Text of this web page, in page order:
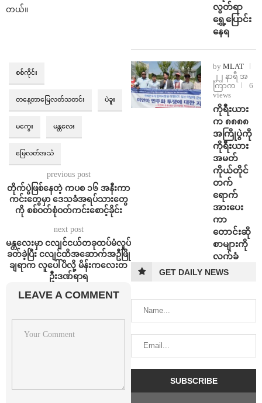
တယ်။
စစ်ကိုင်း
တနေ့တာမြေလတ်သတင်း ပဲခူး
မကွေး မန္တလေး
မြေလတ်အသံ
previous post
တိုက်ပွဲဖြစ်နေတဲ့ ကပစ ၁၆ အနီးကာ
ကင်းတွေမှာ ဒေသခံအရပ်သားတွေ
ကို စစ်ဝတ်စုံဝတ်ကင်းစောင့်ခိုင်း
next post
မန္တလေးမှာ ငလျင်ငယ်တခုထပ်မံလှုပ်
ခတ်ခဲ့ပြီး ငလျင်ထိအဆောက်အဦဖြို
ချရာက လူပေါ်ပိလို့ မိန်းကလေးတ
ဦးဒဏ်ရာရ
LEAVE A COMMENT
လွတ်ရာ
ရွှေ့ပြောင်း
နေရ
by MLAT
၂၂ နာရီ အ
ကြာက
6
views
ကိုရီးယား
က ၈၈၈၈
အကြိုပွဲကို
ကိုရီးယား
အမတ်
ကိုယ်တိုင်
တက်
ရောက်
အားပေး
ကာ
တောင်းဆို
စာများကို
လက်ခံ
GET DAILY NEWS